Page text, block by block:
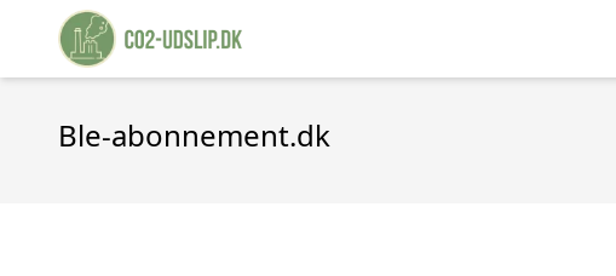
Ble-abonnement.dk